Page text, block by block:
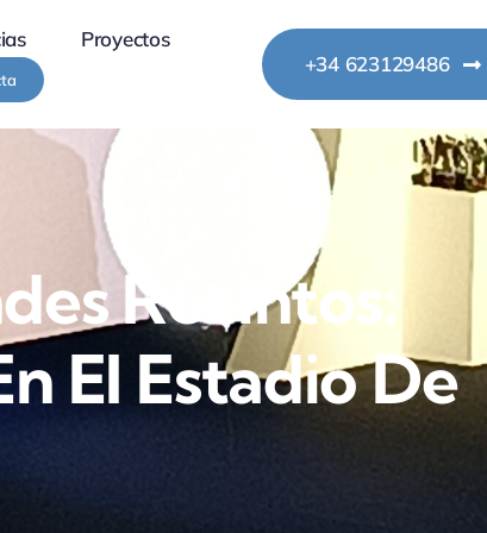
Proyectos
+34 623129486
Recintos:
El Estadio De